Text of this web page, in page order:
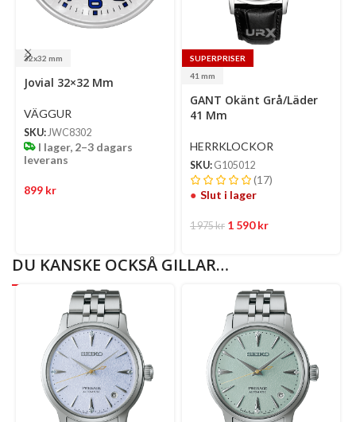
32x32 mm
Select
options
Jovial 32×32 Mm
VÄGGUR
SKU:JWC8302
I lager, 2–3 dagars
leverans
899 kr
SUPERPRISER
41 mm
GANT Okänt Grå/Läder
41 Mm
HERRKLOCKOR
SKU: G105012
(17)
Slut i lager
1 975kr 1 590kr
DU KANSKE OCKSÅ GILLAR…